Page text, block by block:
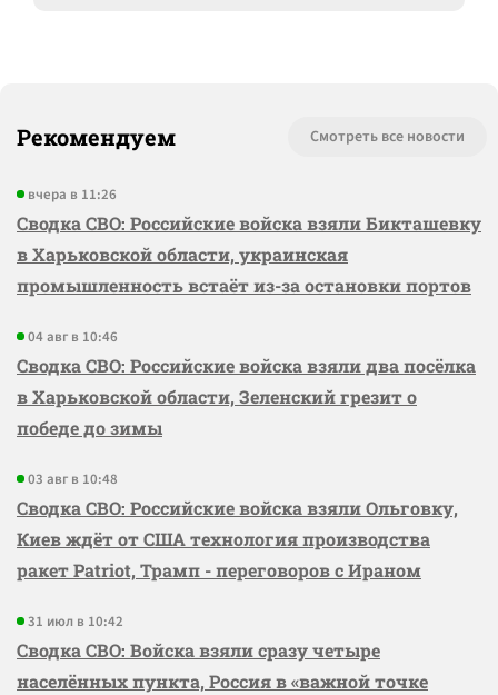
Рекомендуем Смотреть все новости
вчера в 11:26
Сводка СВО: Российские войска взяли Бикташевку
в Харьковской области, украинская
промышленность встаёт из-за остановки портов
04 авг в 10:46
Сводка СВО: Российские войска взяли два посёлка
в Харьковской области, Зеленский грезит о
победе до зимы
03 авг в 10:48
Сводка СВО: Российские войска взяли Ольговку,
Киев ждёт от США технология производства
ракет Patriot, Трамп - переговоров с Ираном
31 июл в 10:42
Сводка СВО: Войска взяли сразу четыре
населённых пункта, Россия в «важной точке